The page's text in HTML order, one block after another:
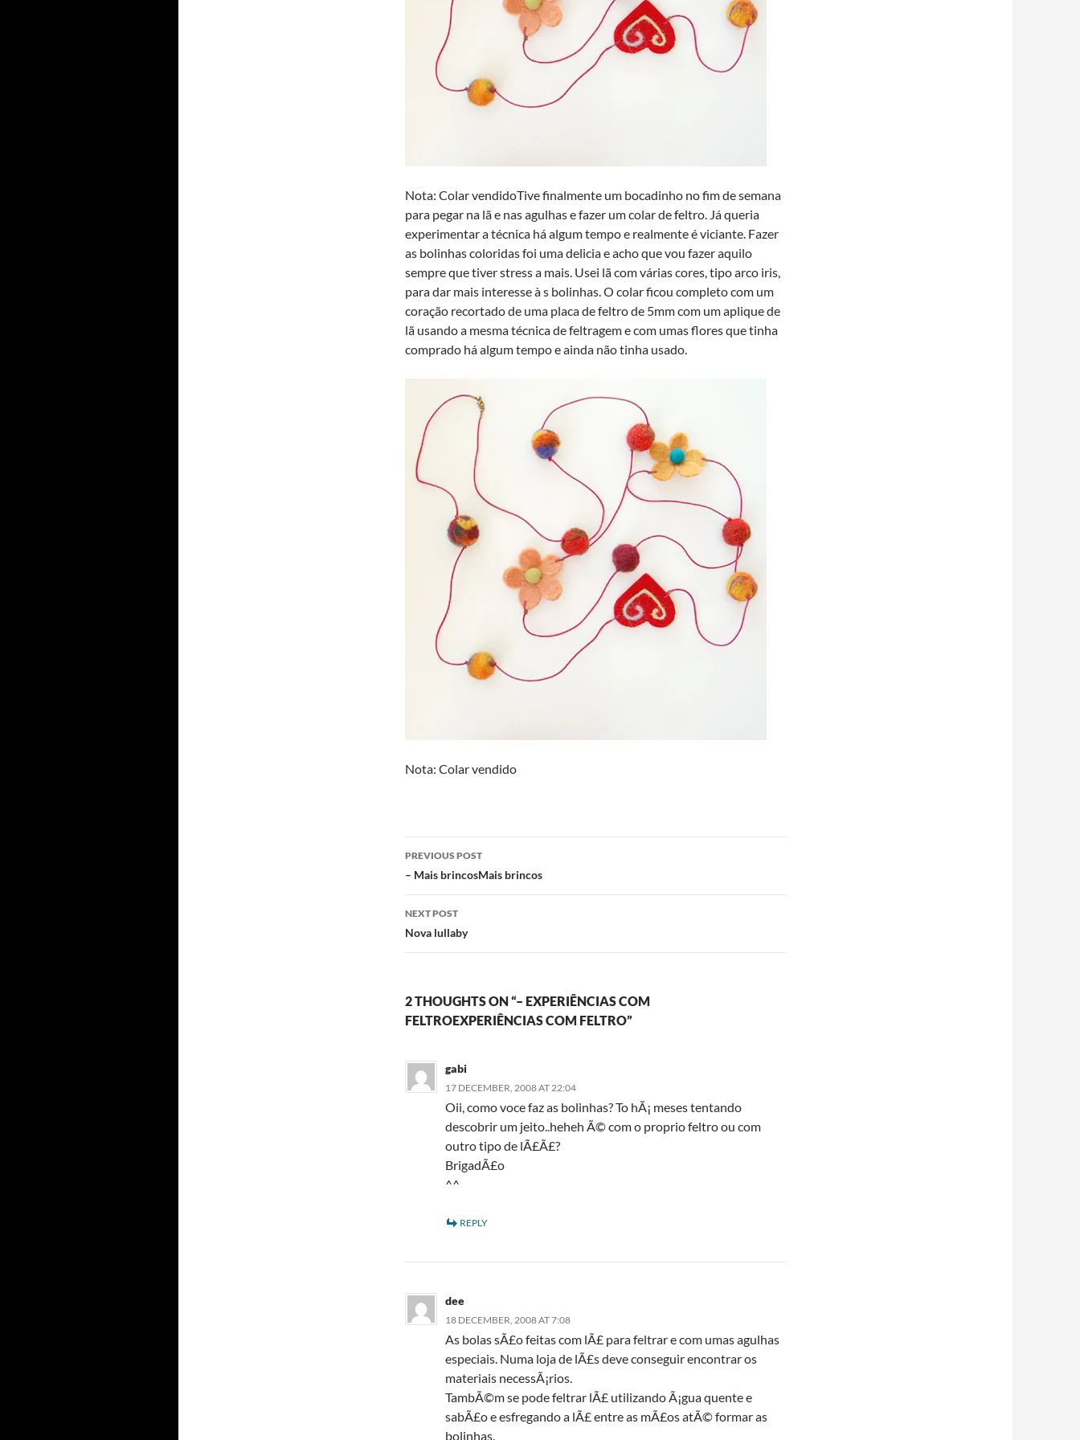
Nota: Colar vendidoTive finalmente um bocadinho no fim de semana
para pegar na lã e nas agulhas e fazer um colar de feltro. Já queria
experimentar a técnica há algum tempo e realmente é viciante. Fazer
as bolinhas coloridas foi uma delicia e acho que vou fazer aquilo
sempre que tiver stress a mais. Usei lã com várias cores, tipo arco iris,
para dar mais interesse à s bolinhas. O colar ficou completo com um
coração recortado de uma placa de feltro de 5mm com um aplique de
lã usando a mesma técnica de feltragem e com umas flores que tinha
comprado há algum tempo e ainda não tinha usado.
Nota: Colar vendido
Post
navigation
PREVIOUS POST
– Mais brincosMais brincos
NEXT POST
Nova lullaby
2 THOUGHTS ON “– EXPERIÊNCIAS COM
FELTROEXPERIÊNCIAS COM FELTRO”
gabi
17 DECEMBER, 2008 AT 22:04
Oii, como voce faz as bolinhas? To hÃ¡ meses tentando
descobrir um jeito..heheh Ã© com o proprio feltro ou com
outro tipo de lÃ£Ã£?
BrigadÃ£o
^^
REPLY
dee
18 DECEMBER, 2008 AT 7:08
As bolas sÃ£o feitas com lÃ£ para feltrar e com umas agulhas
especiais. Numa loja de lÃ£s deve conseguir encontrar os
materiais necessÃ¡rios.
TambÃ©m se pode feltrar lÃ£ utilizando Ã¡gua quente e
sabÃ£o e esfregando a lÃ£ entre as mÃ£os atÃ© formar as
bolinhas.